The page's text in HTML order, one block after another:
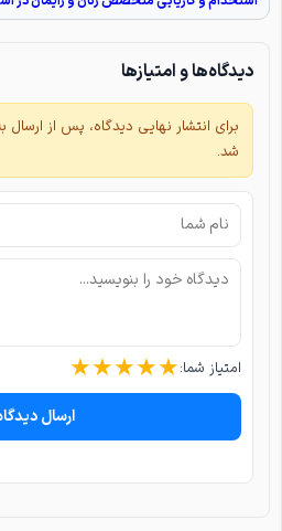
دیدگاه‌ها و امتیازها
برای انتشار نهایی دیدگاه، پس از
شد.
امتیاز شما: ★★★★★
ارسال